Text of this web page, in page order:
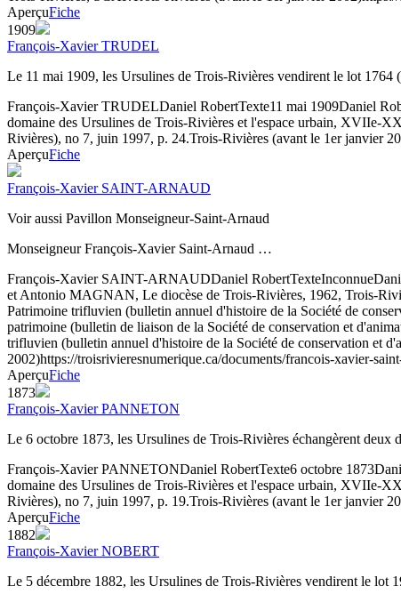
AperçuFiche
1909
François-Xavier TRUDEL
Le 11 mai 1909, les Ursulines de Trois-Rivières vendirent le lot
François-Xavier TRUDELDaniel RobertTexte11 mai 1909Daniel
domaine des Ursulines de Trois-Rivières et l'espace urbain, XVIIe-
Rivières), no 7, juin 1997, p. 24.Trois-Rivières (avant le 1er janvier
AperçuFiche
François-Xavier SAINT-ARNAUD
Voir aussi Pavillon Monseigneur-Saint-Arnaud
Monseigneur François-Xavier Saint-Arnaud …
François-Xavier SAINT-ARNAUDDaniel RobertTexteInconnue
et Antonio MAGNAN, Le diocèse de Trois-Rivières, 1962, Trois-
Patrimoine trifluvien (bulletin annuel d'histoire de la Société de
patrimoine (bulletin de liaison de la Société de conservation et
trifluvien (bulletin annuel d'histoire de la Société de conservation et
2002)https://troisrivieresnumerique.ca/documents/francois-xavier-
AperçuFiche
1873
François-Xavier PANNETON
Le 6 octobre 1873, les Ursulines de Trois-Rivières échangèrent deux
François-Xavier PANNETONDaniel RobertTexte6 octobre 1873
domaine des Ursulines de Trois-Rivières et l'espace urbain, XVIIe-
Rivières), no 7, juin 1997, p. 19.Trois-Rivières (avant le 1er janvier
AperçuFiche
1882
François-Xavier NOBERT
Le 5 décembre 1882, les Ursulines de Trois-Rivières vendirent le lot